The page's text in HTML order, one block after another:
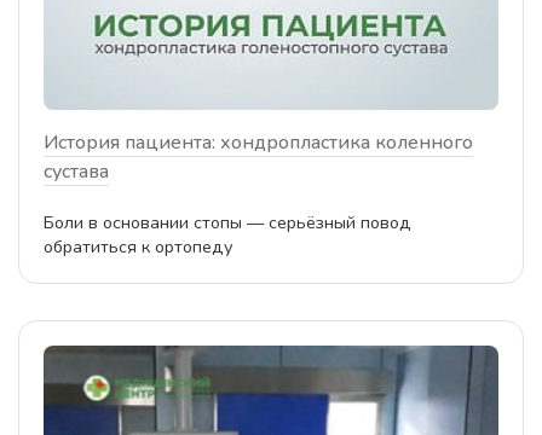
История пациента: хондропластика коленного
сустава
Боли в основании стопы — серьёзный повод
обратиться к ортопеду